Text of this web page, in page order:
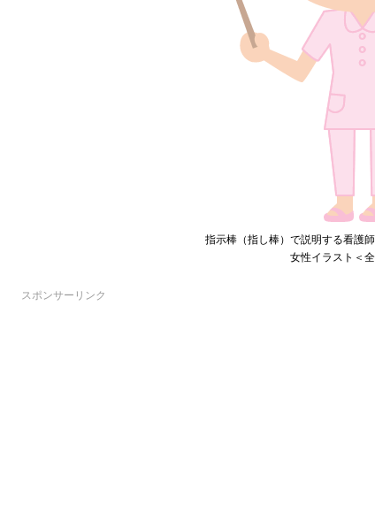
指示棒（指し棒）で説明する看護
女性イラスト＜
スポンサーリンク